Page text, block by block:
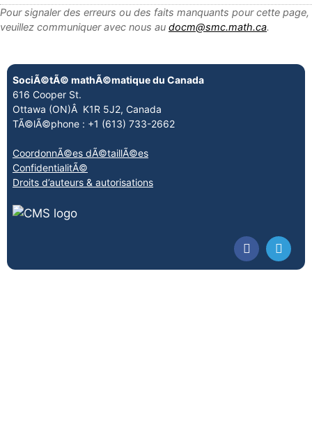
Pour signaler des erreurs ou des faits manquants pour cette page,
veuillez communiquer avec nous au docm@smc.math.ca.
SociÃ©tÃ© mathÃ©matique du Canada
616 Cooper St.
Ottawa (ON)Â K1R 5J2, Canada
TÃ©lÃ©phone : +1 (613) 733-2662
CoordonnÃ©es dÃ©taillÃ©es
ConfidentialitÃ©
Droits d’auteurs & autorisations